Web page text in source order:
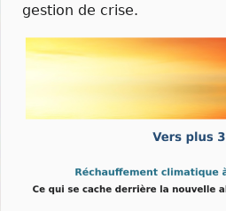
gestion de crise.